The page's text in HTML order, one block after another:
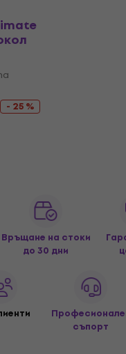
- 25 %
Връщане на стоки
до 30 дни
съпорт